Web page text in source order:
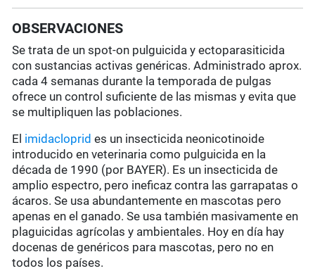
OBSERVACIONES
Se trata de un spot-on pulguicida y ectoparasiticida
con sustancias activas genéricas. Administrado aprox.
cada 4 semanas durante la temporada de pulgas
ofrece un control suficiente de las mismas y evita que
se multipliquen las poblaciones.
El imidacloprid es un insecticida neonicotinoide
introducido en veterinaria como pulguicida en la
década de 1990 (por BAYER). Es un insecticida de
amplio espectro, pero ineficaz contra las garrapatas o
ácaros. Se usa abundantemente en mascotas pero
apenas en el ganado. Se usa también masivamente en
plaguicidas agrícolas y ambientales. Hoy en día hay
docenas de genéricos para mascotas, pero no en
todos los países.